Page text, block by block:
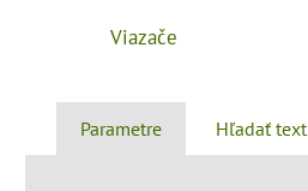
Viazače
Parametre Hľadať text